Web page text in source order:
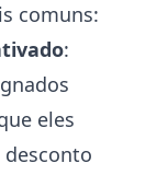
comuns:
:
eles